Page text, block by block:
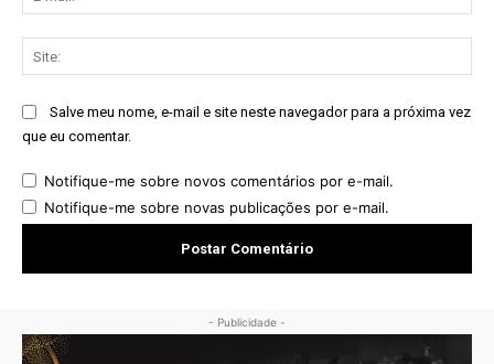
Salve meu nome, e-mail e site neste navegador para a próxima vez
que eu comentar.
Notifique-me sobre novos comentários por e-mail.
Notifique-me sobre novas publicações por e-mail.
- Publicidade -